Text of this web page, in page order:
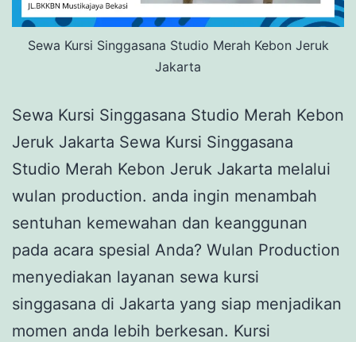
Sewa Kursi Singgasana Studio Merah Kebon Jeruk
Jakarta
Sewa Kursi Singgasana Studio Merah Kebon
Jeruk Jakarta Sewa Kursi Singgasana
Studio Merah Kebon Jeruk Jakarta melalui
wulan production. anda ingin menambah
sentuhan kemewahan dan keanggunan
pada acara spesial Anda? Wulan Production
menyediakan layanan sewa kursi
singgasana di Jakarta yang siap menjadikan
momen anda lebih berkesan. Kursi